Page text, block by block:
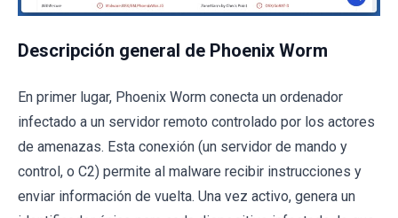
Descripción general de Phoenix Worm
En primer lugar, Phoenix Worm conecta un ordenador
infectado a un servidor remoto controlado por los actores
de amenazas. Esta conexión (un servidor de mando y
control, o C2) permite al malware recibir instrucciones y
enviar información de vuelta. Una vez activo, genera un